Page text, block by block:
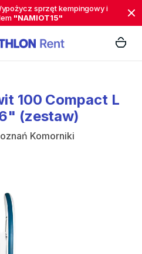
sprzęt kempingowy i
"NAMIOT15"
100 Compact L
(zestaw)
Komorniki